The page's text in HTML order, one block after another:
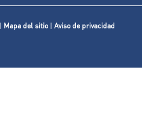
Mapa del sitio| Aviso de privacidad